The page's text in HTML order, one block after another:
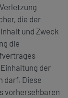
die der
und Zweck
die
der
darf. Diese
vorhersehbaren